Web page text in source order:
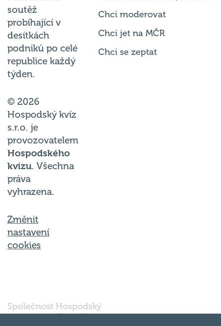
soutěž
probíhající v
desítkách
podniků po celé
republice každý
týden.
© 2026
Hospodský kvíz
s.r.o. je
provozovatelem
Hospodského
kvízu. Všechna
práva
vyhrazena.
Změnit
nastavení
cookies
Chci moderovat
Chci jet na MČR
Chci se zeptat
Společnost Hospodský
kvíz s.r.o., sídlem Nové